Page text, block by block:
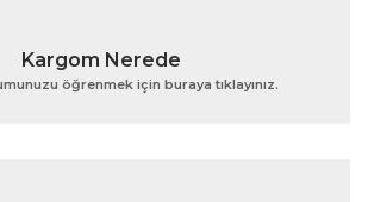
Kargom Nerede
öğrenmek için buraya tıklayınız.